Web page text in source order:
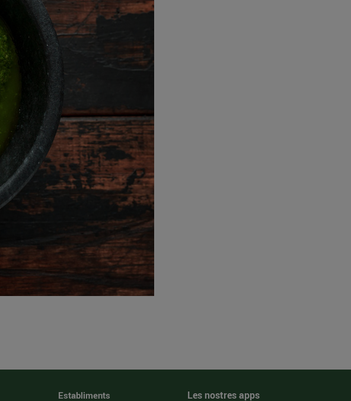
Establiments Les nostres apps